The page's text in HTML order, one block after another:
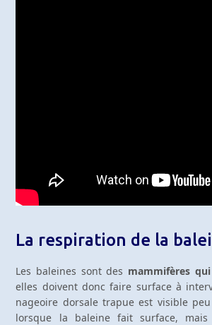
La respiration de la
Les baleines sont des mammifères
elles doivent donc faire surface à
nageoire dorsale trapue est visible peu
lorsque la baleine fait surface,